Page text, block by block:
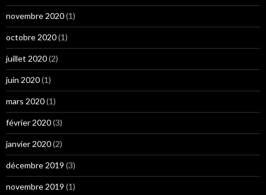
novembre 2020(1)
octobre 2020(1)
juillet 2020(2)
juin 2020(1)
mars 2020(1)
février 2020(3)
janvier 2020(2)
décembre 2019 (3)
novembre 2019 (1)